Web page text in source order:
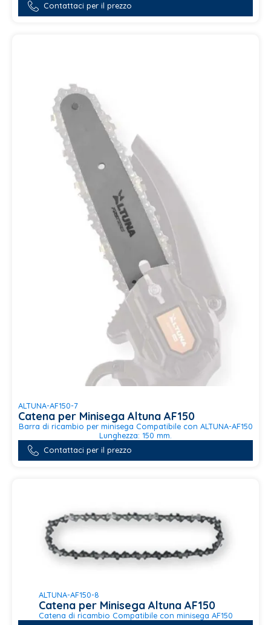
Contattaci per il prezzo
ALTUNA-AF150-7
Catena per Minisega Altuna AF150
Barra di ricambio per minisega Compatibile con ALTUNA-AF150
Lunghezza: 150 mm.
Contattaci per il prezzo
ALTUNA-AF150-8
Catena per Minisega Altuna AF150
Catena di ricambio Compatibile con minisega AF150